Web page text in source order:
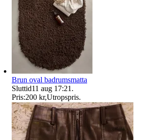
Brun oval badrumsmatta
Sluttid11 aug 17:21 .
Pris:200 kr,Utropspris.